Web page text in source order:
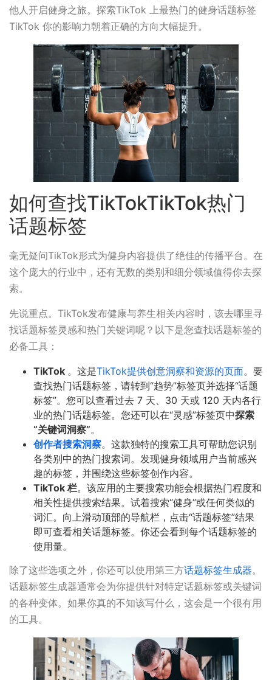
他人开启健身之旅。探索TikTok 上最热门的健身话题标签
TikTok 你的影响力朝着正确的方向大幅提升。
如何查找TikTokTikTok热门
话题标签
毫无疑问TikTok形式为健身内容提供了绝佳的传播平台。在
这个庞大的行业中，还有无数的类别和细分领域值得你去探
索。
先说重点。TikTok发布健康与养生相关内容时，该去哪里寻
找话题标签灵感和热门关键词呢？以下是您查找话题标签的
必备工具：
TikTok 。这是TikTok提供创意洞察和资源的页面。要
查找热门话题标签，请转到“趋势”标签页并选择“话题
标签”。您可以查看过去 7 天、30 天或 120 天内各行
业的热门话题标签。您还可以在“灵感”标签页中探索
“关键词洞察”。
创作者搜索洞察。这款独特的搜索工具可帮助您识别
各类别中的热门搜索词。发现健身领域用户当前感兴
趣的标签，并围绕这些标签创作内容。
TikTok 栏。该应用的主要搜索功能会根据热门程度和
相关性提供搜索结果。试着搜索“健身”或任何类似的
词汇。向上滑动顶部的导航栏，点击“话题标签”结果
即可查看相关话题标签。你还会看到每个话题标签的
使用量。
除了这些选项之外，你还可以使用第三方话题标签生成器。
话题标签生成器通常会为你提供针对特定话题标签或关键词
的各种变体。如果你真的不知该写什么，这会是一个很有用
的工具。